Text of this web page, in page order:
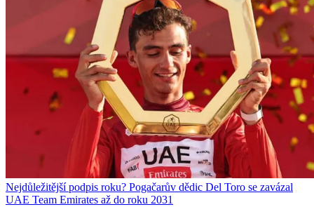
Nejdůležitější podpis roku? Pogačarův dědic Del Toro se zavázal
UAE Team Emirates až do roku 2031